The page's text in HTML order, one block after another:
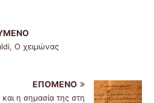
O χειμώνας
ΕΠΌΜΕΝΟ
η σημασία της στη